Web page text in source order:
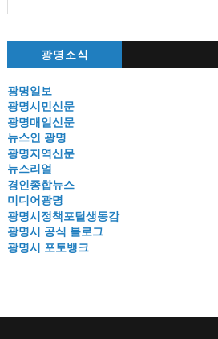
광명소식
광명일보
광명시민신문
광명매일신문
뉴스인 광명
광명지역신문
뉴스리얼
경인종합뉴스
미디어광명
광명시정책포털생동감
광명시 공식 블로그
광명시 포토뱅크